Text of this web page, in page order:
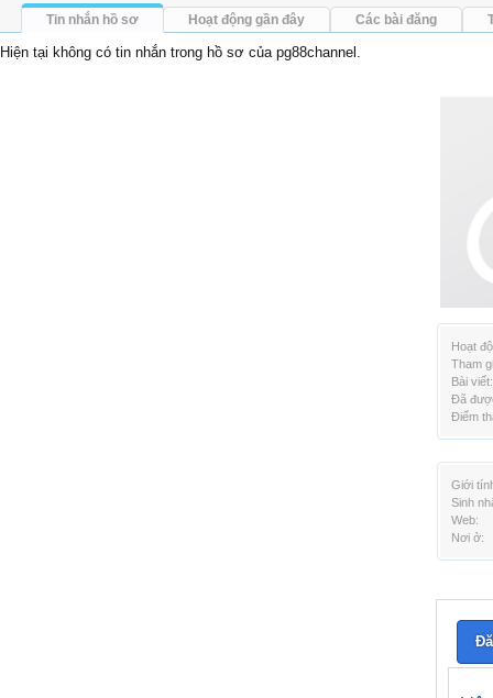
Hoạt
Tham
Bài viết:
Đã
Điểm
Giới
Sinh
Web:
Nơi ở:
Tin nhắn hồ sơ Hoạt động gần đây Các bài đăng
Hiện tại không có tin nhắn trong hồ sơ của pg88channel.